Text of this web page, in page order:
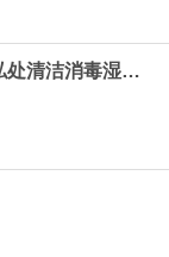
妇炎洁卫生洁阴湿巾女性私处清洁消毒湿纸巾